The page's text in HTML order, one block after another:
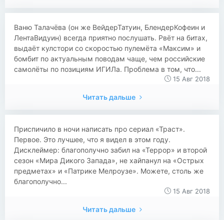
Ваню Талачёва (он же ВейдерТатуин, БлендерКофеин и
ЛентаВидуин) всегда приятно послушать. Рвёт на битах,
выдаёт кулстори со скоростью пулемёта «Максим» и
бомбит по актуальным поводам чаще, чем российские
самолёты по позициям ИГИЛа. Проблема в том, что...
15 Авг 2018
Читать дальше
Приспичило в ночи написать про сериал «Траст».
Первое. Это лучшее, что я видел в этом году.
Дисклеймер: благополучно забил на «Террор» и второй
сезон «Мира Дикого Запада», не хайпанул на «Острых
предметах» и «Патрике Мелроузе». Можете, столь же
благополучно...
15 Авг 2018
Читать дальше